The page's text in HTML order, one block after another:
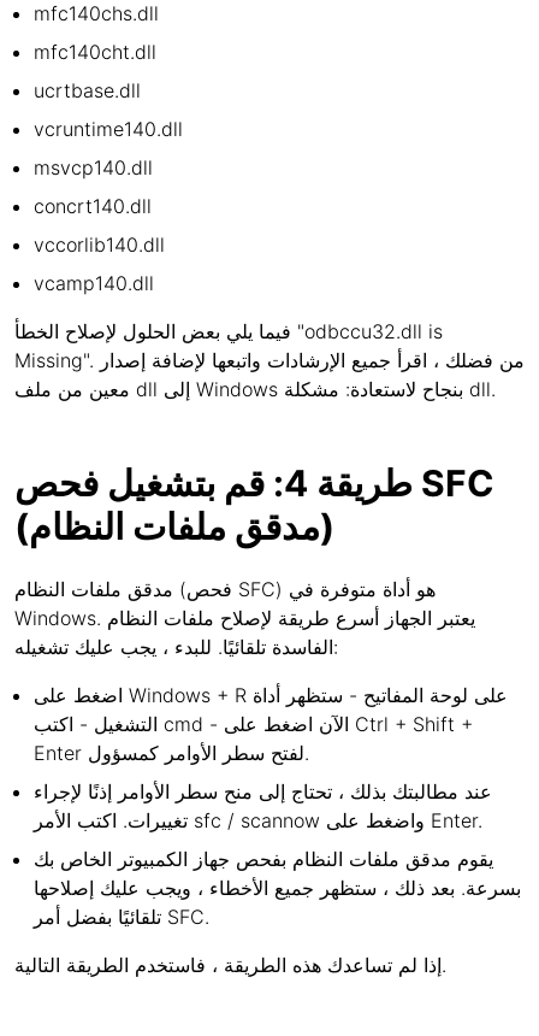
mfc140chs.dll
mfc140cht.dll
ucrtbase.dll
vcruntime140.dll
msvcp140.dll
concrt140.dll
vccorlib140.dll
vcamp140.dll
فيما يلي بعض الحلول لإصلاح الخطأ "odbccu32.dll is
Missing". من فضلك ، اقرأ جميع الإرشادات واتبعها لإضافة إصدار
معين من ملف dll إلى Windows بنجاح لاستعادة: مشكلة dll.
طريقة 4: قم بتشغيل فحص SFC
(مدقق ملفات النظام)
مدقق ملفات النظام (فحص SFC) هو أداة متوفرة في
Windows. يعتبر الجهاز أسرع طريقة لإصلاح ملفات النظام
الفاسدة تلقائيًا. للبدء ، يجب عليك تشغيله:
اضغط على Windows + R على لوحة المفاتيح - ستظهر أداة
التشغيل - اكتب cmd - الآن اضغط على Ctrl + Shift +
Enter لفتح سطر الأوامر كمسؤول.
عند مطالبتك بذلك ، تحتاج إلى منح سطر الأوامر إذنًا لإجراء
تغييرات. اكتب الأمر sfc / scannow واضغط على Enter.
يقوم مدقق ملفات النظام بفحص جهاز الكمبيوتر الخاص بك
بسرعة. بعد ذلك ، ستظهر جميع الأخطاء ، ويجب عليك إصلاحها
تلقائيًا بفضل أمر SFC.
إذا لم تساعدك هذه الطريقة ، فاستخدم الطريقة التالية.